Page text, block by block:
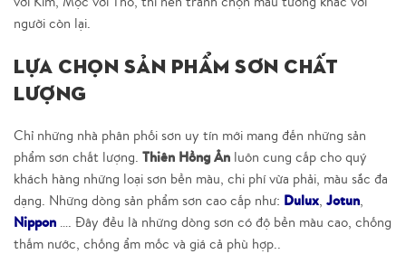
người còn lại.
Lựa chọn sản phẩm sơn chất
lượng
Chỉ những nhà phân phối sơn uy tín mới mang đến những sản
phẩm sơn chất lượng. Thiên Hồng Ân luôn cung cấp cho quý
khách hàng những loại sơn bền màu, chi phí vừa phải, màu sắc đa
dạng. Những dòng sản phẩm sơn cao cấp như: Dulux Jotun
Nippon …. Đây đều là những dòng sơn có độ bền màu cao, chống
thấm nước, chống ẩm mốc và giá cả phù hợp..